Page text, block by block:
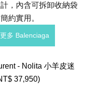
，內含可拆卸收納袋
約實用。
多 Balenciaga
- Nolita 小羊皮迷
37,950)